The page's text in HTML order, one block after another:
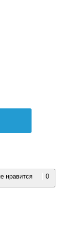
нравится 0